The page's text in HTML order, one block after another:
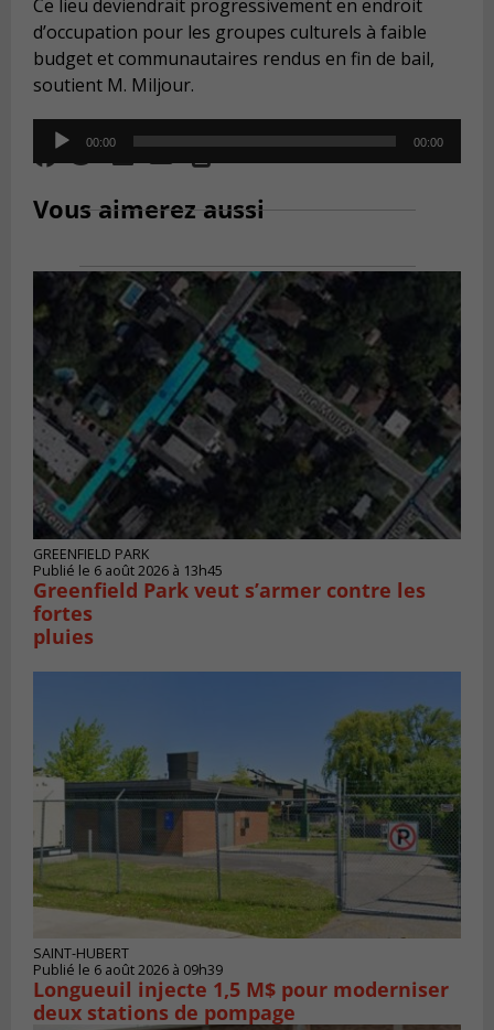
Ce lieu deviendrait progressivement en endroit
d’occupation pour les groupes culturels à faible
budget et communautaires rendus en fin de bail,
soutient M. Miljour.
Audio
Player
00:00 00:00
Vous aimerez aussi
GREENFIELD PARK
Publié le 6 août 2026 à 13h45
Greenfield Park veut s’armer contre les
fortes
pluies
SAINT-HUBERT
Publié le 6 août 2026 à 09h39
Longueuil injecte 1,5 M$ pour moderniser
deux stations de pompage